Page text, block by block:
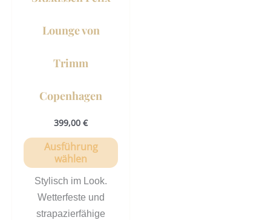
Lounge von
Trimm
Copenhagen
399,00 €
Ausführung
wählen
Stylisch im Look.
Wetterfeste und
strapazierfähige